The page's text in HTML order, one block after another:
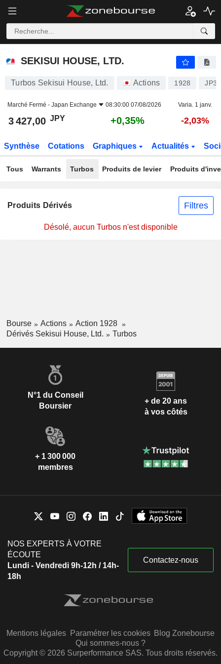
SEKISUI HOUSE, LTD.
SEKISUI HOUSE, LTD.
Turbos Sekisui House, Ltd. Actions 1928
Marché Fermé - Japan Exchange 08:30:00 07/08/2026 Varia. 1 janv.
3 427,00 JPY +0,35% -2,03%
Synthèse Cotations Graphiques Actualités
Tous Warrants Turbos Produits de levier Produits
Produits Dérivés Filtres
Désolé, aucun Turbos n'est disponible
Bourse Actions
Action 1928
Dérivés Sekisui House, Ltd.
Turbos
N°1 du Conseil
Boursier
+ de 20 ans
à vos côtés
+ 1 300 000
membres
NOS EXPERTS À VOTRE
ÉCOUTE
Lundi - Vendredi 9h-12h / 14h-
18h
Contactez-nous
Mentions légales Paramétrer les cookies Blog Zonebourse
Qui sommes-nous ?
Copyright © 2026 Surperformance SAS. Tous droits réservés.